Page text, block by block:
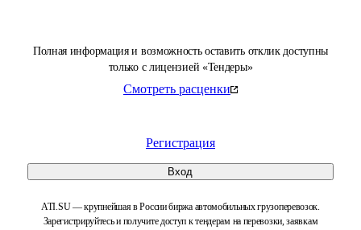
Полная информация и возможность оставить отклик доступны
только с лицензией «Тендеры»
Смотреть расценки
Регистрация
Вход
ATI.SU — крупнейшая в России биржа автомобильных грузоперевозок.
Зарегистрируйтесь и получите доступ к тендерам на перевозки, заявкам